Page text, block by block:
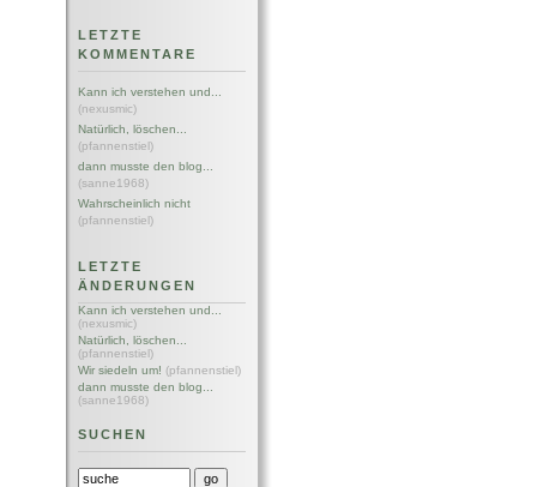
LETZTE
KOMMENTARE
Kann ich verstehen und...
(nexusmic)
Natürlich, löschen...
(pfannenstiel)
dann musste den blog...
(sanne1968)
Wahrscheinlich nicht
(pfannenstiel)
LETZTE
ÄNDERUNGEN
Kann ich verstehen und...
(nexusmic)
Natürlich, löschen...
(pfannenstiel)
Wir siedeln um! (pfannenstiel)
dann musste den blog...
(sanne1968)
SUCHEN